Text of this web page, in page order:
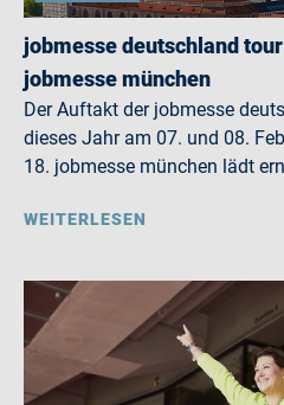
jobmesse deutschland
jobmesse münchen
Der Auftakt der jobmesse
dieses Jahr am 07. und 08.
18. jobmesse münchen lädt
WEITERLESEN